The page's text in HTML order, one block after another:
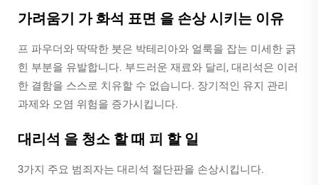
가려움기 가 화석 표면 을 손상 시키는 이유
프 파우더와 딱딱한 붓은 박테리아와 얼룩을 잡는 미세한 긁
힌 부분을 유발합니다. 부드러운 재료와 달리, 대리석은 이러
한 결함을 스스로 치유할 수 없습니다. 장기적인 유지 관리
과제와 오염 위험을 증가시킵니다.
대리석 을 청소 할 때 피 할 일
3가지 주요 범죄자는 대리석 절단판을 손상시킵니다.